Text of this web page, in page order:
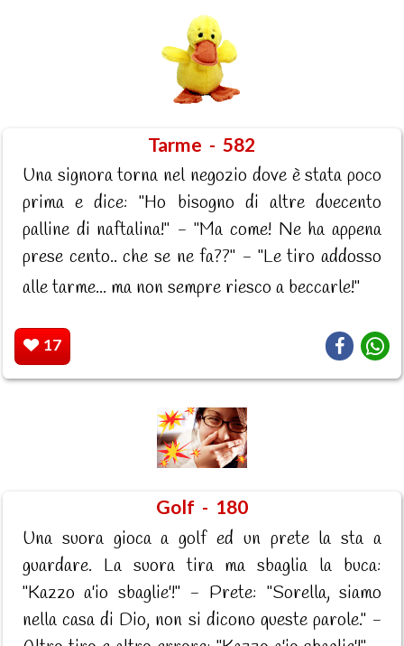
Tarme - 582
Una signora torna nel negozio dove è stata poco
prima e dice: "Ho bisogno di altre duecento
palline di naftalina!" - "Ma come! Ne ha appena
prese cento.. che se ne fa??" - "Le tiro addosso
alle tarme... ma non sempre riesco a beccarle!"
17
Golf - 180
Una suora gioca a golf ed un prete la sta a
guardare. La suora tira ma sbaglia la buca:
"Kazzo a'io sbaglie'!" - Prete: "Sorella, siamo
nella casa di Dio, non si dicono queste parole." -